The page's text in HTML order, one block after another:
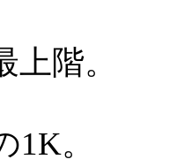
階。
1K。